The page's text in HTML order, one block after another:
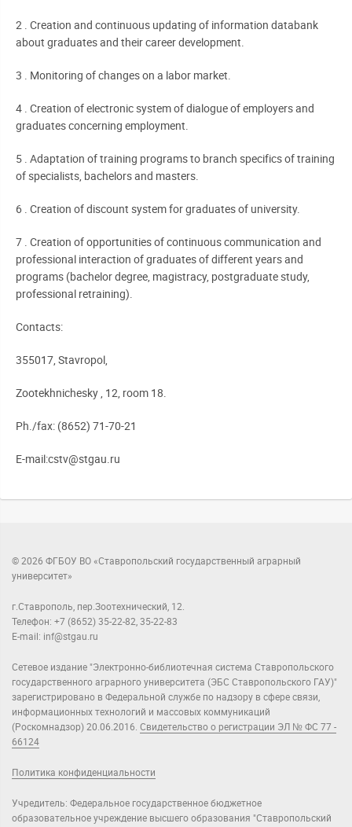
2 . Creation and continuous updating of information databank
about graduates and their career development.
3 . Monitoring of changes on a labor market.
4 . Creation of electronic system of dialogue of employers and
graduates concerning employment.
5 . Adaptation of training programs to branch specifics of training
of specialists, bachelors and masters.
6 . Creation of discount system for graduates of university.
7 . Creation of opportunities of continuous communication and
professional interaction of graduates of different years and
programs (bachelor degree, magistracy, postgraduate study,
professional retraining).
Contacts:
355017, Stavropol,
Zootekhnichesky , 12, room 18.
Ph./fax: (8652) 71-70-21
E-mail:cstv@stgau.ru
© 2026 ФГБОУ ВО «Ставропольский государственный аграрный
университет»
г.Ставрополь, пер.Зоотехнический, 12.
Телефон: +7 (8652) 35-22-82, 35-22-83
E-mail: inf@stgau.ru
Сетевое издание "Электронно-библиотечная система Ставропольского
государственного аграрного университета (ЭБС Ставропольского ГАУ)"
зарегистрировано в Федеральной службе по надзору в сфере связи,
информационных технологий и массовых коммуникаций
(Роскомнадзор) 20.06.2016. Свидетельство о регистрации ЭЛ № ФС 77 -
66124
Политика конфиденциальности
Учредитель: Федеральное государственное бюджетное
образовательное учреждение высшего образования "Ставропольский